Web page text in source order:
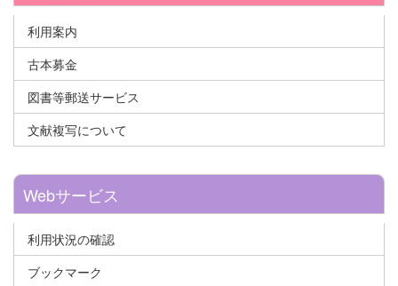
利用案内
古本募金
図書等郵送サービス
文献複写について
Webサービス
利用状況の確認
ブックマーク